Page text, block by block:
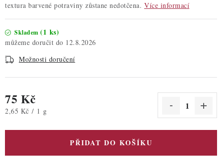
textura barvené potraviny zůstane nedotčena. Více informací
Skladem (1 ks)
12.8.2026
Možnosti doručení
75 Kč
Měrná cena:
2,65 Kč / 1 g
PŘIDAT DO KOŠÍKU